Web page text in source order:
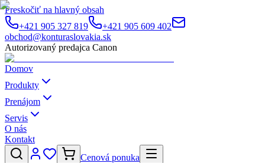
Preskočiť na hlavný obsah
+421 905 327 819
+421 905 609 402
obchod@konturaslovakia.sk
Autorizovaný predajca Canon
Domov
Produkty
Prenájom
Servis
O nás
Kontakt
Cenová ponuka